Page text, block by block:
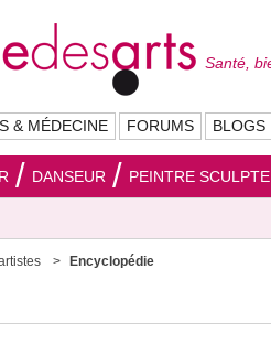
Santé,
& MÉDECINE FORUMS BLOGS
DANSEUR PEINTRE
Encyclopédie